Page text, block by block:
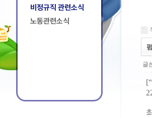
비정규직 관련소식
노동관련소식
글